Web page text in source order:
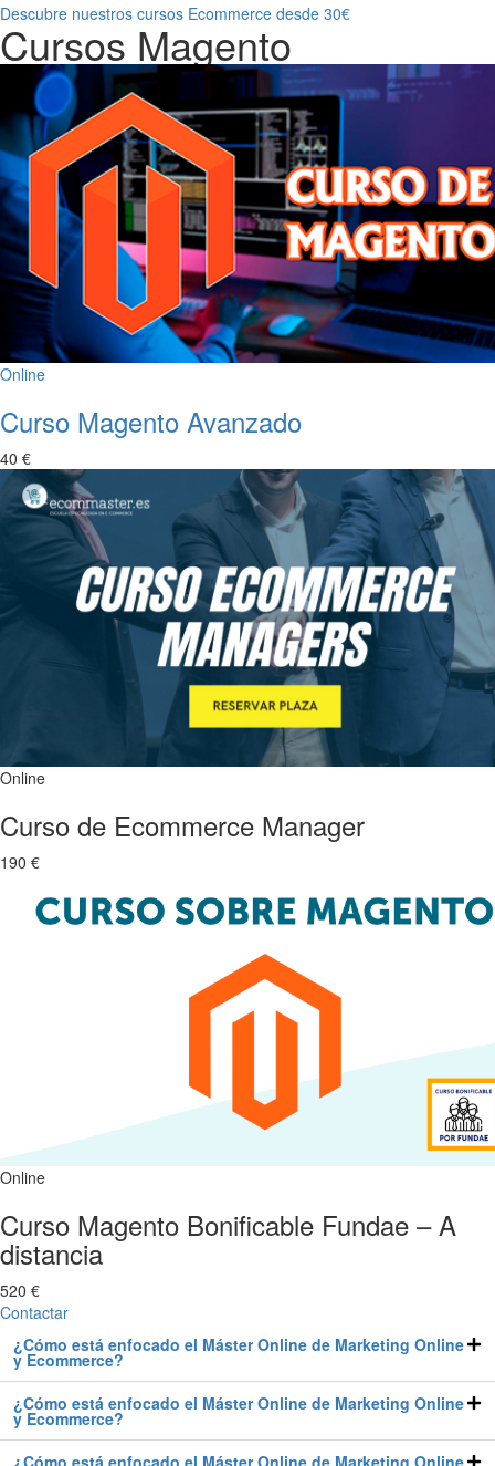
Descubre nuestros cursos Ecommerce desde 30€
Cursos Magento
Online
Curso Magento Avanzado
40 €
Online
Curso de Ecommerce Manager
190 €
Online
Curso Magento Bonificable Fundae – A
distancia
520 €
Contactar
¿Cómo está enfocado el Máster Online de Marketing Online
y Ecommerce?
¿Cómo está enfocado el Máster Online de Marketing Online
y Ecommerce?